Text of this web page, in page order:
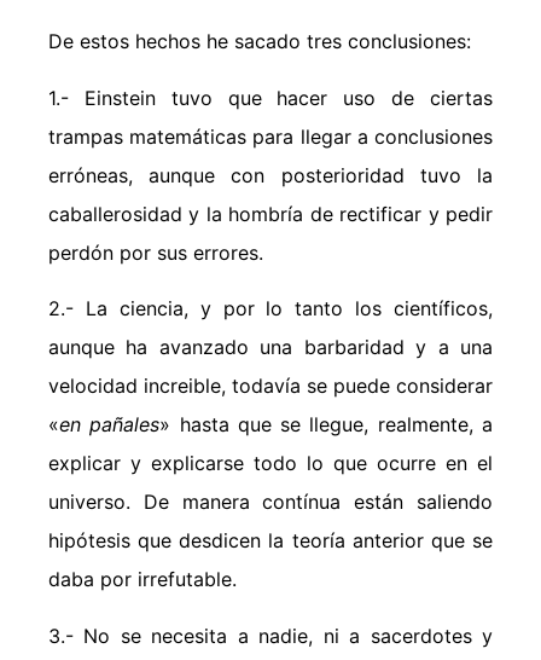
De estos hechos he sacado tres conclusiones:
1.- Einstein tuvo que hacer uso de ciertas
trampas matemáticas para llegar a conclusiones
erróneas, aunque con posterioridad tuvo la
caballerosidad y la hombría de rectificar y pedir
perdón por sus errores.
2.- La ciencia, y por lo tanto los científicos,
aunque ha avanzado una barbaridad y a una
velocidad increible, todavía se puede considerar
«en pañales» hasta que se llegue, realmente, a
explicar y explicarse todo lo que ocurre en el
universo. De manera contínua están saliendo
hipótesis que desdicen la teoría anterior que se
daba por irrefutable.
3.- No se necesita a nadie, ni a sacerdotes y